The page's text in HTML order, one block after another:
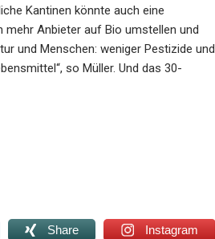
Kantinen könnte auch eine
mehr Anbieter auf Bio umstellen und
und Menschen: weniger Pestizide und
so Müller. Und das 30-
Share Instagram